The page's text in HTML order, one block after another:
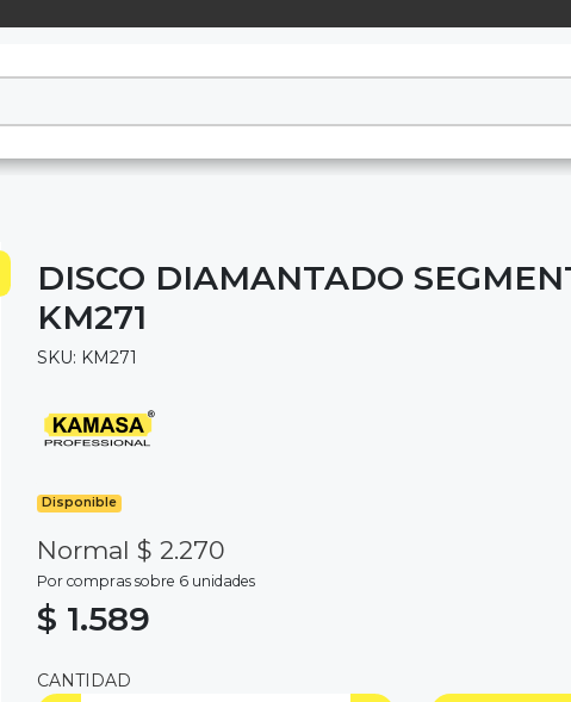
DISCO DIAMANTADO
KM271
SKU: KM271
Disponible
Normal $ 2.270
Por compras sobre 6 unidades
$ 1.589
CANTIDAD